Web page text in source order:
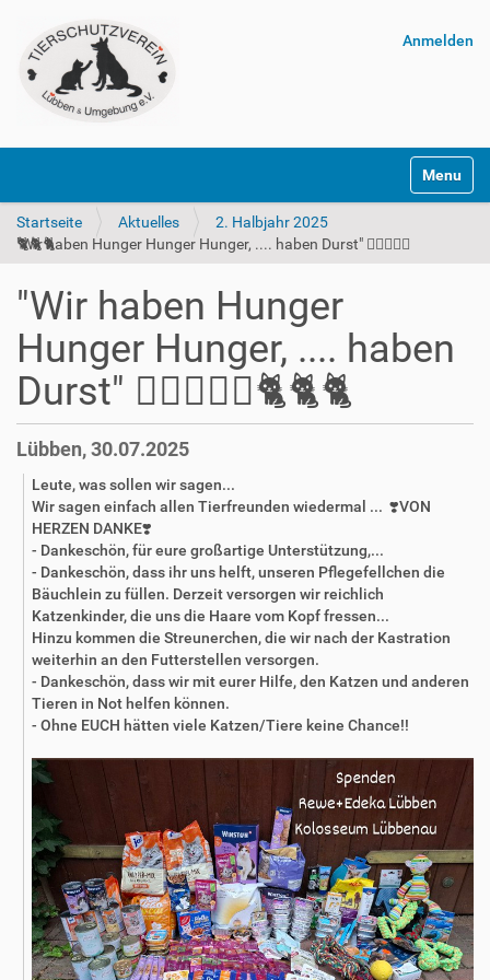
Anmelden
Startseite Aktuelles
2. Halbjahr 2025
"Wir haben Hunger Hunger Hunger, .... haben Durst" 🐈‍🐈‍🐈‍🍼🍛🐈‍🐈‍🐈‍
"Wir haben Hunger
Hunger Hunger, .... haben
Durst" 🐈‍🐈‍🐈‍🍼🍛🐈‍🐈‍🐈‍
Lübben, 30.07.2025
Leute, was sollen wir sagen...
Wir sagen einfach allen Tierfreunden wiedermal ... ❣️VON
HERZEN DANKE❣️
- Dankeschön, für eure großartige Unterstützung,...
- Dankeschön, dass ihr uns helft, unseren Pflegefellchen die
Bäuchlein zu füllen. Derzeit versorgen wir reichlich
Katzenkinder, die uns die Haare vom Kopf fressen...
Hinzu kommen die Streunerchen, die wir nach der Kastration
weiterhin an den Futterstellen versorgen.
- Dankeschön, dass wir mit eurer Hilfe, den Katzen und anderen
Tieren in Not helfen können.
- Ohne EUCH hätten viele Katzen/Tiere keine Chance!!